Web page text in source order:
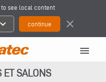
to see local content
expand_more close
menu
ET SALONS